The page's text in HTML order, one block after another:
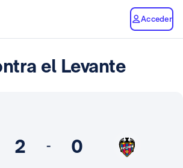
Acceder
el Levante
2 - 0